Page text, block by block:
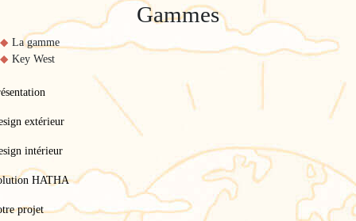
Gammes
La gamme
Key West
extérieur
intérieur
HATHA
projet